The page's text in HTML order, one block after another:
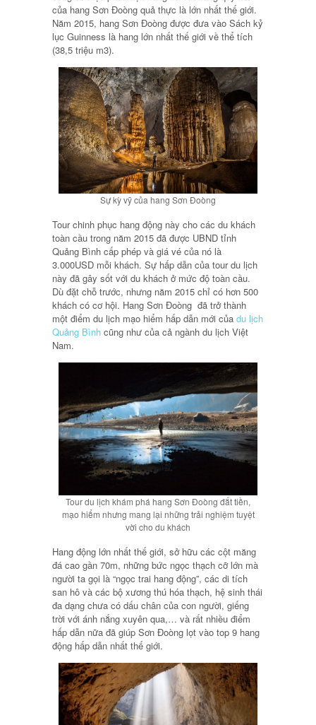
của hang Sơn Đoòng quả thực là lớn nhất thế giới.
Năm 2015, hang Sơn Đoòng được đưa vào Sách kỷ
lục Guinness là hang lớn nhất thế giới về thể tích
(38,5 triệu m3).
Sự kỳ vỹ của hang Sơn Đoòng
Tour chinh phục hang động này cho các du khách
toàn cầu trong năm 2015 đã được UBND tỉnh
Quảng Bình cấp phép và giá vé của nó là
3.000USD mỗi khách. Sự hấp dẫn của tour du lịch
này đã gây sốt với du khách ở mức độ toàn cầu.
Dù đặt chỗ trước, nhưng năm 2015 chỉ có hơn 500
khách có cơ hội. Hang Sơn Đoòng đã trở thành
một điểm du lịch mạo hiểm hấp dẫn mới của du lịch
Quảng Bình cũng như của cả ngành du lịch Việt
Nam.
Tour du lịch khám phá hang Sơn Đoòng đắt tiền,
mạo hiểm nhưng mang lại những trải nghiệm tuyệt
vời cho du khách
Hang động lớn nhất thế giới, sở hữu các cột măng
đá cao gần 70m, những bức ngọc thạch cỡ lớn mà
người ta gọi là “ngọc trai hang động”, các di tích
san hô và các bộ xương thú hóa thạch, hệ sinh thái
đa dạng chưa có dấu chân của con người, giếng
trời với ánh nắng xuyên qua,… và rất nhiều điểm
hấp dẫn nữa đã giúp Sơn Đoòng lọt vào top 9 hang
động hấp dẫn nhất thế giới.